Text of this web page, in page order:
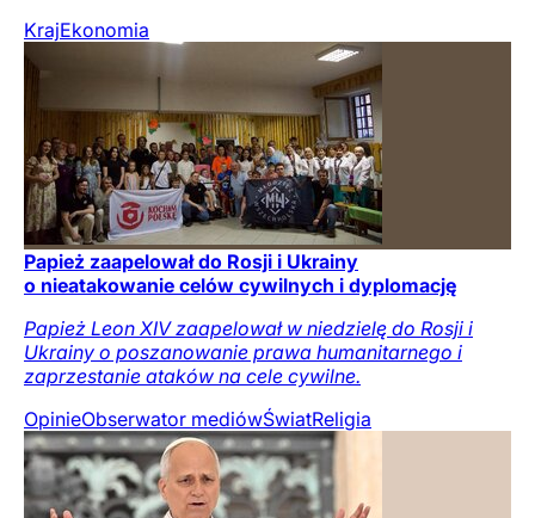
KrajEkonomia
Papież zaapelował do Rosji i Ukrainy
o nieatakowanie celów cywilnych i dyplomację
Papież Leon XIV zaapelował w niedzielę do Rosji i
Ukrainy o poszanowanie prawa humanitarnego i
zaprzestanie ataków na cele cywilne.
OpinieObserwator mediówŚwiatReligia